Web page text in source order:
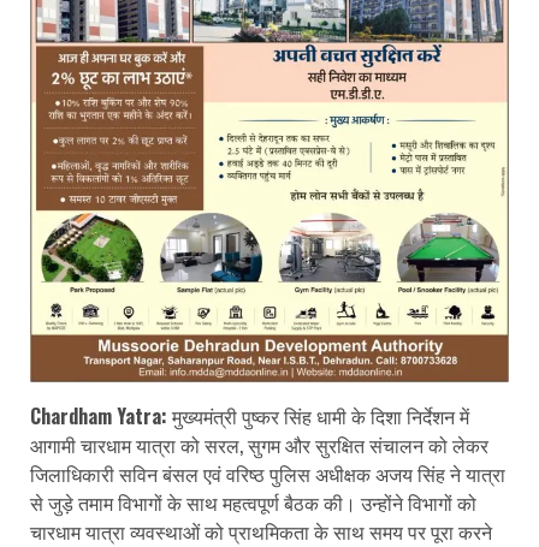
Chardham Yatra: मुख्यमंत्री पुष्कर सिंह धामी के दिशा निर्देशन में
आगामी चारधाम यात्रा को सरल, सुगम और सुरक्षित संचालन को लेकर
जिलाधिकारी सविन बंसल एवं वरिष्ठ पुलिस अधीक्षक अजय सिंह ने यात्रा
से जुड़े तमाम विभागों के साथ महत्वपूर्ण बैठक की। उन्होंने विभागों को
चारधाम यात्रा व्यवस्थाओं को प्राथमिकता के साथ समय पर पूरा करने